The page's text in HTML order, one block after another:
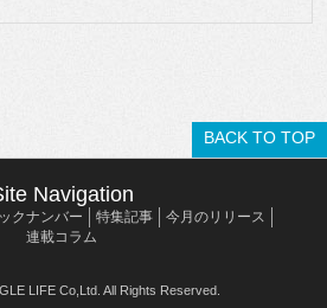
BACK TO TOP
Navigation
クナンバー 特集記事
今月のリリース
連載コラム
LIFE Co,Ltd. All Rights Reserved.